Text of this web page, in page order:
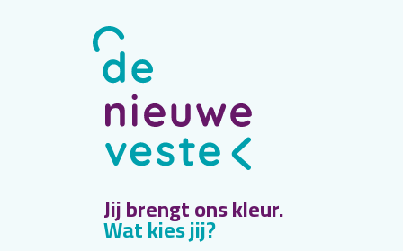
Jij brengt ons kleur.
Wat kies jij?